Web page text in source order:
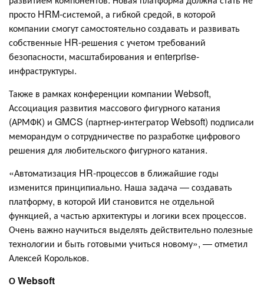
просто HRM-системой, а гибкой средой, в которой
компании смогут самостоятельно создавать и развивать
собственные HR-решения с учетом требований
безопасности, масштабирования и enterprise-
инфраструктуры.
Также в рамках конференции компании Websoft,
Ассоциация развития массового фигурного катания
(АРМФК) и GMCS (партнер-интегратор Websoft) подписали
меморандум о сотрудничестве по разработке цифрового
решения для любительского фигурного катания.
«Автоматизация HR-процессов в ближайшие годы
изменится принципиально. Наша задача — создавать
платформу, в которой ИИ становится не отдельной
функцией, а частью архитектуры и логики всех процессов.
Очень важно научиться выделять действительно полезные
технологии и быть готовыми учиться новому», — отметил
Алексей Корольков.
О Websoft